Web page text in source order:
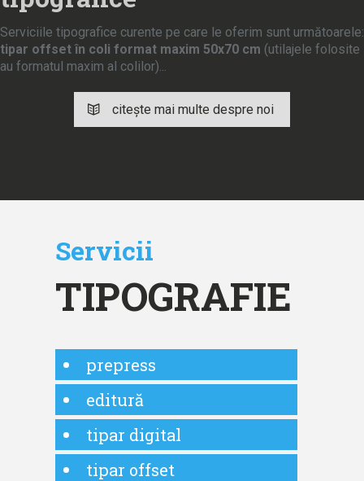
Serviciile tipografice curente pe care le oferim sunt următoarele:
tipar offset în coli format maxim 50x70 cm (utilajele folosite
au formatul maxim al colilor)...
citeşte mai multe despre noi
Servicii
TIPOGRAFIE
prepress
editură
tipar digital
tipar offset